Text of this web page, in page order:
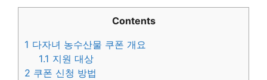
Contents
1 다자녀 농수산물 쿠폰 개요
1.1 지원 대상
2 쿠폰 신청 방법